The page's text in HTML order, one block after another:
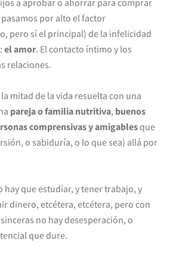
por alto el factor
pero sí el principal) de la infelicidad
el amor. El contacto íntimo y los
relaciones.
mitad de la vida resuelta con una
pareja o familia nutritiva, buenos
comprensivas y amigablesque
o sabiduría, o lo que sea) allá por
hay que estudiar, y tener trabajo, y
dinero, etcétera, etcétera, pero con
no hay desesperación, o
que dure.